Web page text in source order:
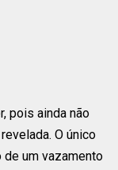
pois ainda não
O único
um vazamento